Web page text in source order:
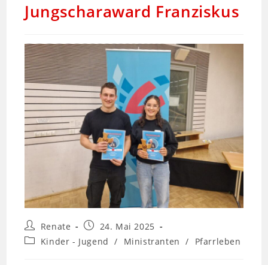
Jungscharaward Franziskus
Renate
24. Mai 2025
Kinder - Jugend
/ Ministranten / Pfarrleben